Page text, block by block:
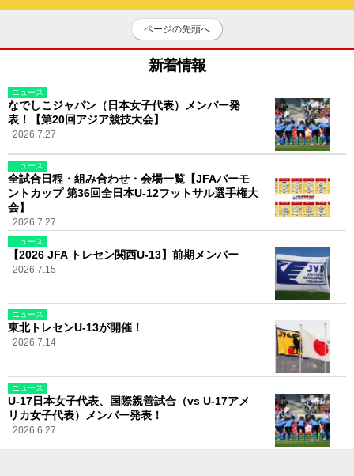
ページの先頭へ
新着情報
ニュース
なでしこジャパン（日本女子代表）メンバー発
表！【第20回アジア競技大会】
2026.7.27
ニュース
全試合日程・組み合わせ・会場一覧【JFAバーモ
ントカップ 第36回全日本U-12フットサル選手権大
会】
2026.7.27
ニュース
【2026 JFA トレセン関西U-13】前期メンバー
2026.7.15
ニュース
東北トレセンU-13が開催！
2026.7.14
ニュース
U-17日本女子代表、国際親善試合（vs U-17アメ
リカ女子代表）メンバー発表！
2026.6.27